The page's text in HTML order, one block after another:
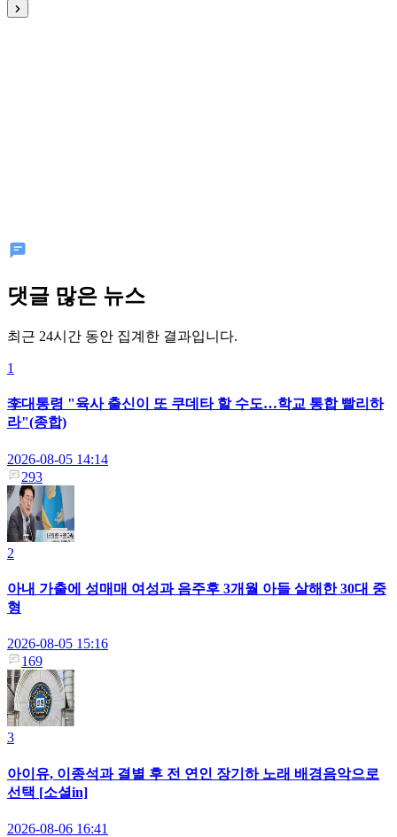
댓글 많은 뉴스
최근 24시간 동안 집계한 결과입니다.
1
李대통령 "육사 출신이 또 쿠데타 할 수도…학교 통합 빨리하
라"(종합)
2026-08-05 14:14
293
2
아내 가출에 성매매 여성과 음주후 3개월 아들 살해한 30대 중
형
2026-08-05 15:16
169
3
아이유, 이종석과 결별 후 전 연인 장기하 노래 배경음악으로
선택 [소셜in]
2026-08-06 16:41